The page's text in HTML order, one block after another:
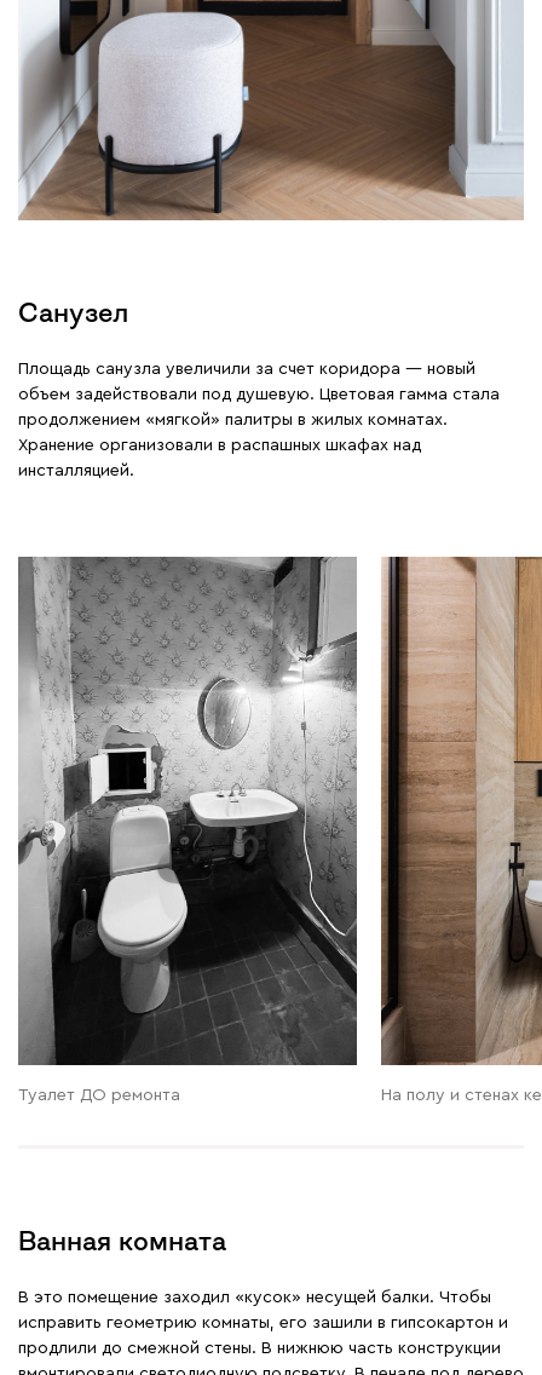
Санузел
Площадь санузла увеличили за счет коридора — новый
объем задействовали под душевую. Цветовая гамма стала
продолжением «мягкой» палитры в жилых комнатах.
Хранение организовали в распашных шкафах над
инсталляцией.
Туалет ДО ремонта На полу и стенах
Ванная комната
В это помещение заходил «кусок» несущей балки. Чтобы
исправить геометрию комнаты, его зашили в гипсокартон и
продлили до смежной стены. В нижнюю часть конструкции